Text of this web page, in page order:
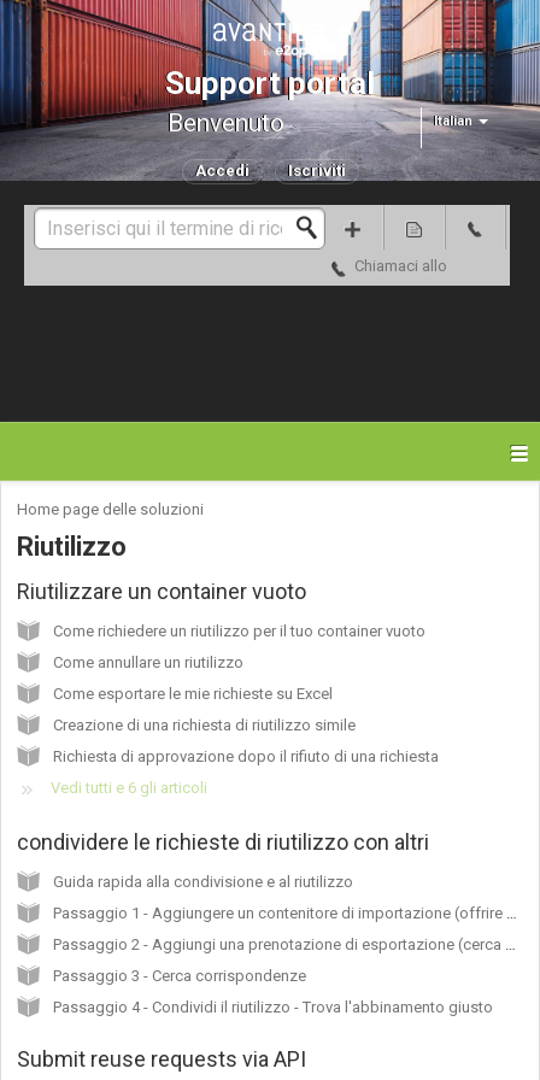
Support portal
Italian
Benvenuto
Accedi Iscriviti
Chiamaci allo
Home page delle soluzioni
Riutilizzo
Riutilizzare un container vuoto
Come richiedere un riutilizzo per il tuo container vuoto
Come annullare un riutilizzo
Come esportare le mie richieste su Excel
Creazione di una richiesta di riutilizzo simile
Richiesta di approvazione dopo il rifiuto di una richiesta
Vedi tutti e 6 gli articoli
condividere le richieste di riutilizzo con altri
Guida rapida alla condivisione e al riutilizzo
Passaggio 3 - Cerca corrispondenze
Passaggio 4 - Condividi il riutilizzo - Trova l'abbinamento giusto
Submit reuse requests via API